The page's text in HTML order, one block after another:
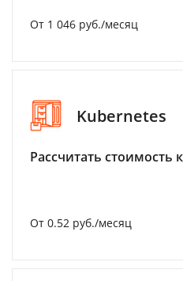
От 1 046 руб./месяц
Kubernetes
Рассчитать стоимость
От 0.52 руб./месяц